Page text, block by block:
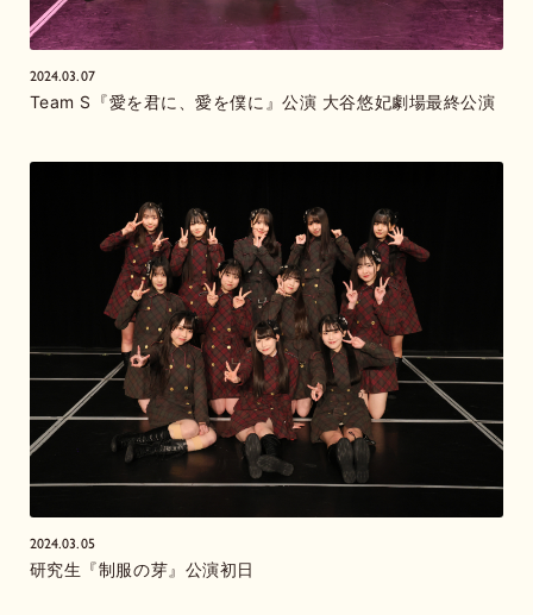
2024.03.07
Team S『愛を君に、愛を僕に』公演 大谷悠妃劇場最終公演
2024.03.05
研究生『制服の芽』公演初日